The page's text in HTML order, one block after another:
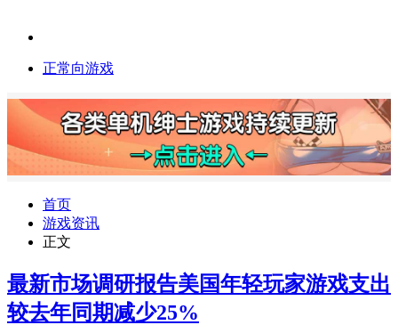
正常向游戏
首页
游戏资讯
正文
最新市场调研报告美国年轻玩家游戏支出
较去年同期减少25%